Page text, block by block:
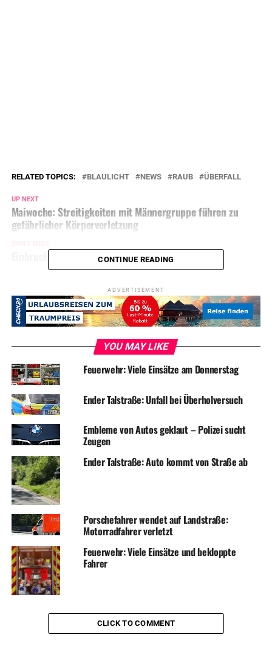
RELATED TOPICS: BLAULICHT NEWS RAUB ÜBERFALL
UP NEXT
Maiwoche: Streitigkeiten mit Männergruppe führen zu
gefährlicher Körperverletzung
Einbruch in Baucontainer: Maschine geklaut
CONTINUE READING
ADVERTISEMENT
YOU MAY LIKE
Feuerwehr: Viele Einsätze am Donnerstag
Ender Talstraße: Unfall bei Überholversuch
Embleme von Autos geklaut – Polizei sucht
Zeugen
Ender Talstraße: Auto kommt von Straße ab
Porschefahrer wendet auf Landstraße:
Motorradfahrer verletzt
Feuerwehr: Viele Einsätze und bekloppte
Fahrer
CLICK TO COMMENT